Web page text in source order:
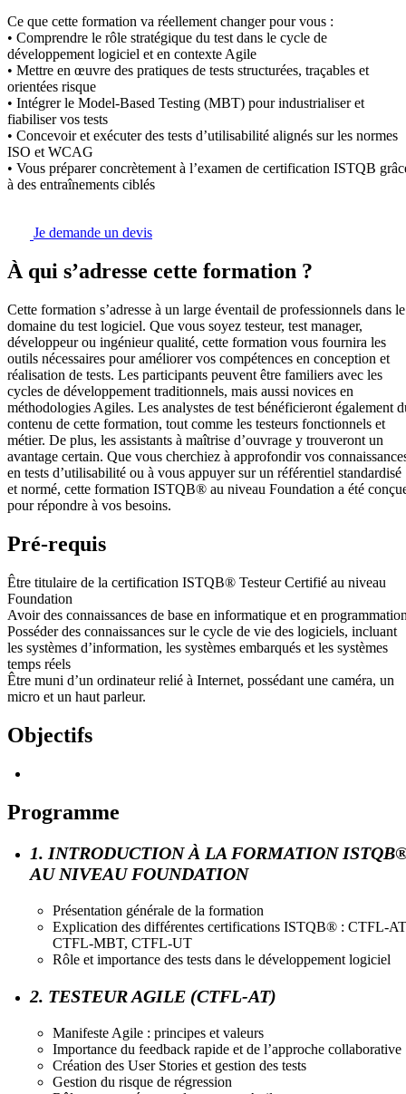
Ce que cette formation va réellement changer pour vous :
• Comprendre le rôle stratégique du test dans le cycle de
développement logiciel et en contexte Agile
• Mettre en œuvre des pratiques de tests structurées, traçables et
orientées risque
• Intégrer le Model-Based Testing (MBT) pour industrialiser et
fiabiliser vos tests
• Concevoir et exécuter des tests d’utilisabilité alignés sur les normes
ISO et WCAG
• Vous préparer concrètement à l’examen de certification ISTQB
à des entraînements ciblés
Je demande un devis
À qui s’adresse cette formation ?
Cette formation s’adresse à un large éventail de professionnels dans le
domaine du test logiciel. Que vous soyez testeur, test manager,
développeur ou ingénieur qualité, cette formation vous fournira les
outils nécessaires pour améliorer vos compétences en conception et
réalisation de tests. Les participants peuvent être familiers avec les
cycles de développement traditionnels, mais aussi novices en
méthodologies Agiles. Les analystes de test bénéficieront également
contenu de cette formation, tout comme les testeurs fonctionnels et
métier. De plus, les assistants à maîtrise d’ouvrage y trouveront un
avantage certain. Que vous cherchiez à approfondir vos
en tests d’utilisabilité ou à vous appuyer sur un référentiel standardisé
et normé, cette formation ISTQB® au niveau Foundation a été
pour répondre à vos besoins.
Pré-requis
Être titulaire de la certification ISTQB® Testeur Certifié au niveau
Foundation
Avoir des connaissances de base en informatique et en
Posséder des connaissances sur le cycle de vie des logiciels, incluant
les systèmes d’information, les systèmes embarqués et les systèmes
temps réels
Être muni d’un ordinateur relié à Internet, possédant une caméra, un
micro et un haut parleur.
Objectifs
Programme
1. INTRODUCTION À LA FORMATION
AU NIVEAU FOUNDATION
Présentation générale de la formation
Explication des différentes certifications ISTQB® : CTFL-
CTFL-MBT, CTFL-UT
Rôle et importance des tests dans le développement logiciel
2. TESTEUR AGILE (CTFL-AT)
Manifeste Agile : principes et valeurs
Importance du feedback rapide et de l’approche collaborative
Création des User Stories et gestion des tests
Gestion du risque de régression